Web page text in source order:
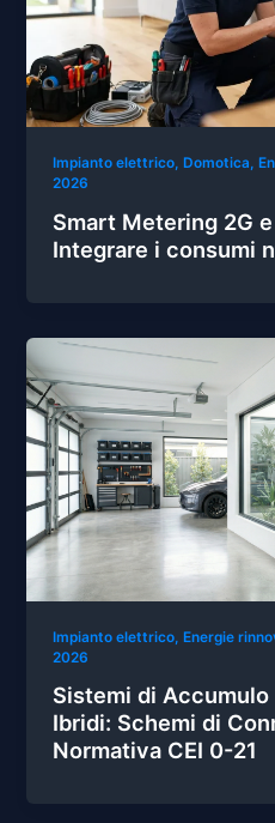
Impianto elettrico, Domotica,
2026
Smart Metering 2G
Integrare i consumi
Impianto elettrico,Energie
2026
Sistemi di
Ibridi: Schemi di
Normativa CEI 0-21